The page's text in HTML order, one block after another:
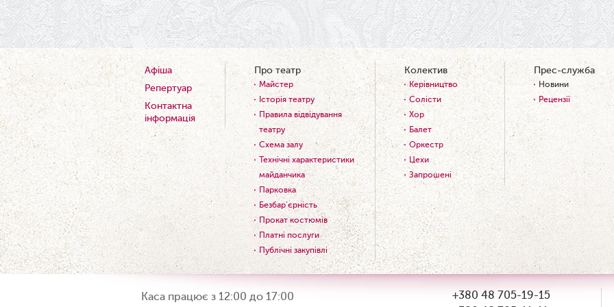
Афіша
Репертуар
Контактна
інформація
Про театр
Майстер
Історія театру
Правила відвідування
театру
Схема залу
Технічні характеристики
майданчика
Парковка
Безбар'єрність
Прокат костюмів
Платні послуги
Публічні закупівлі
Колектив
Керівництво
Солісти
Хор
Балет
Оркестр
Цехи
Запрошені
Прес-служба
Новини
Рецензії
Каса працює з 12:00 до 17:00
+380 48 705-19-15